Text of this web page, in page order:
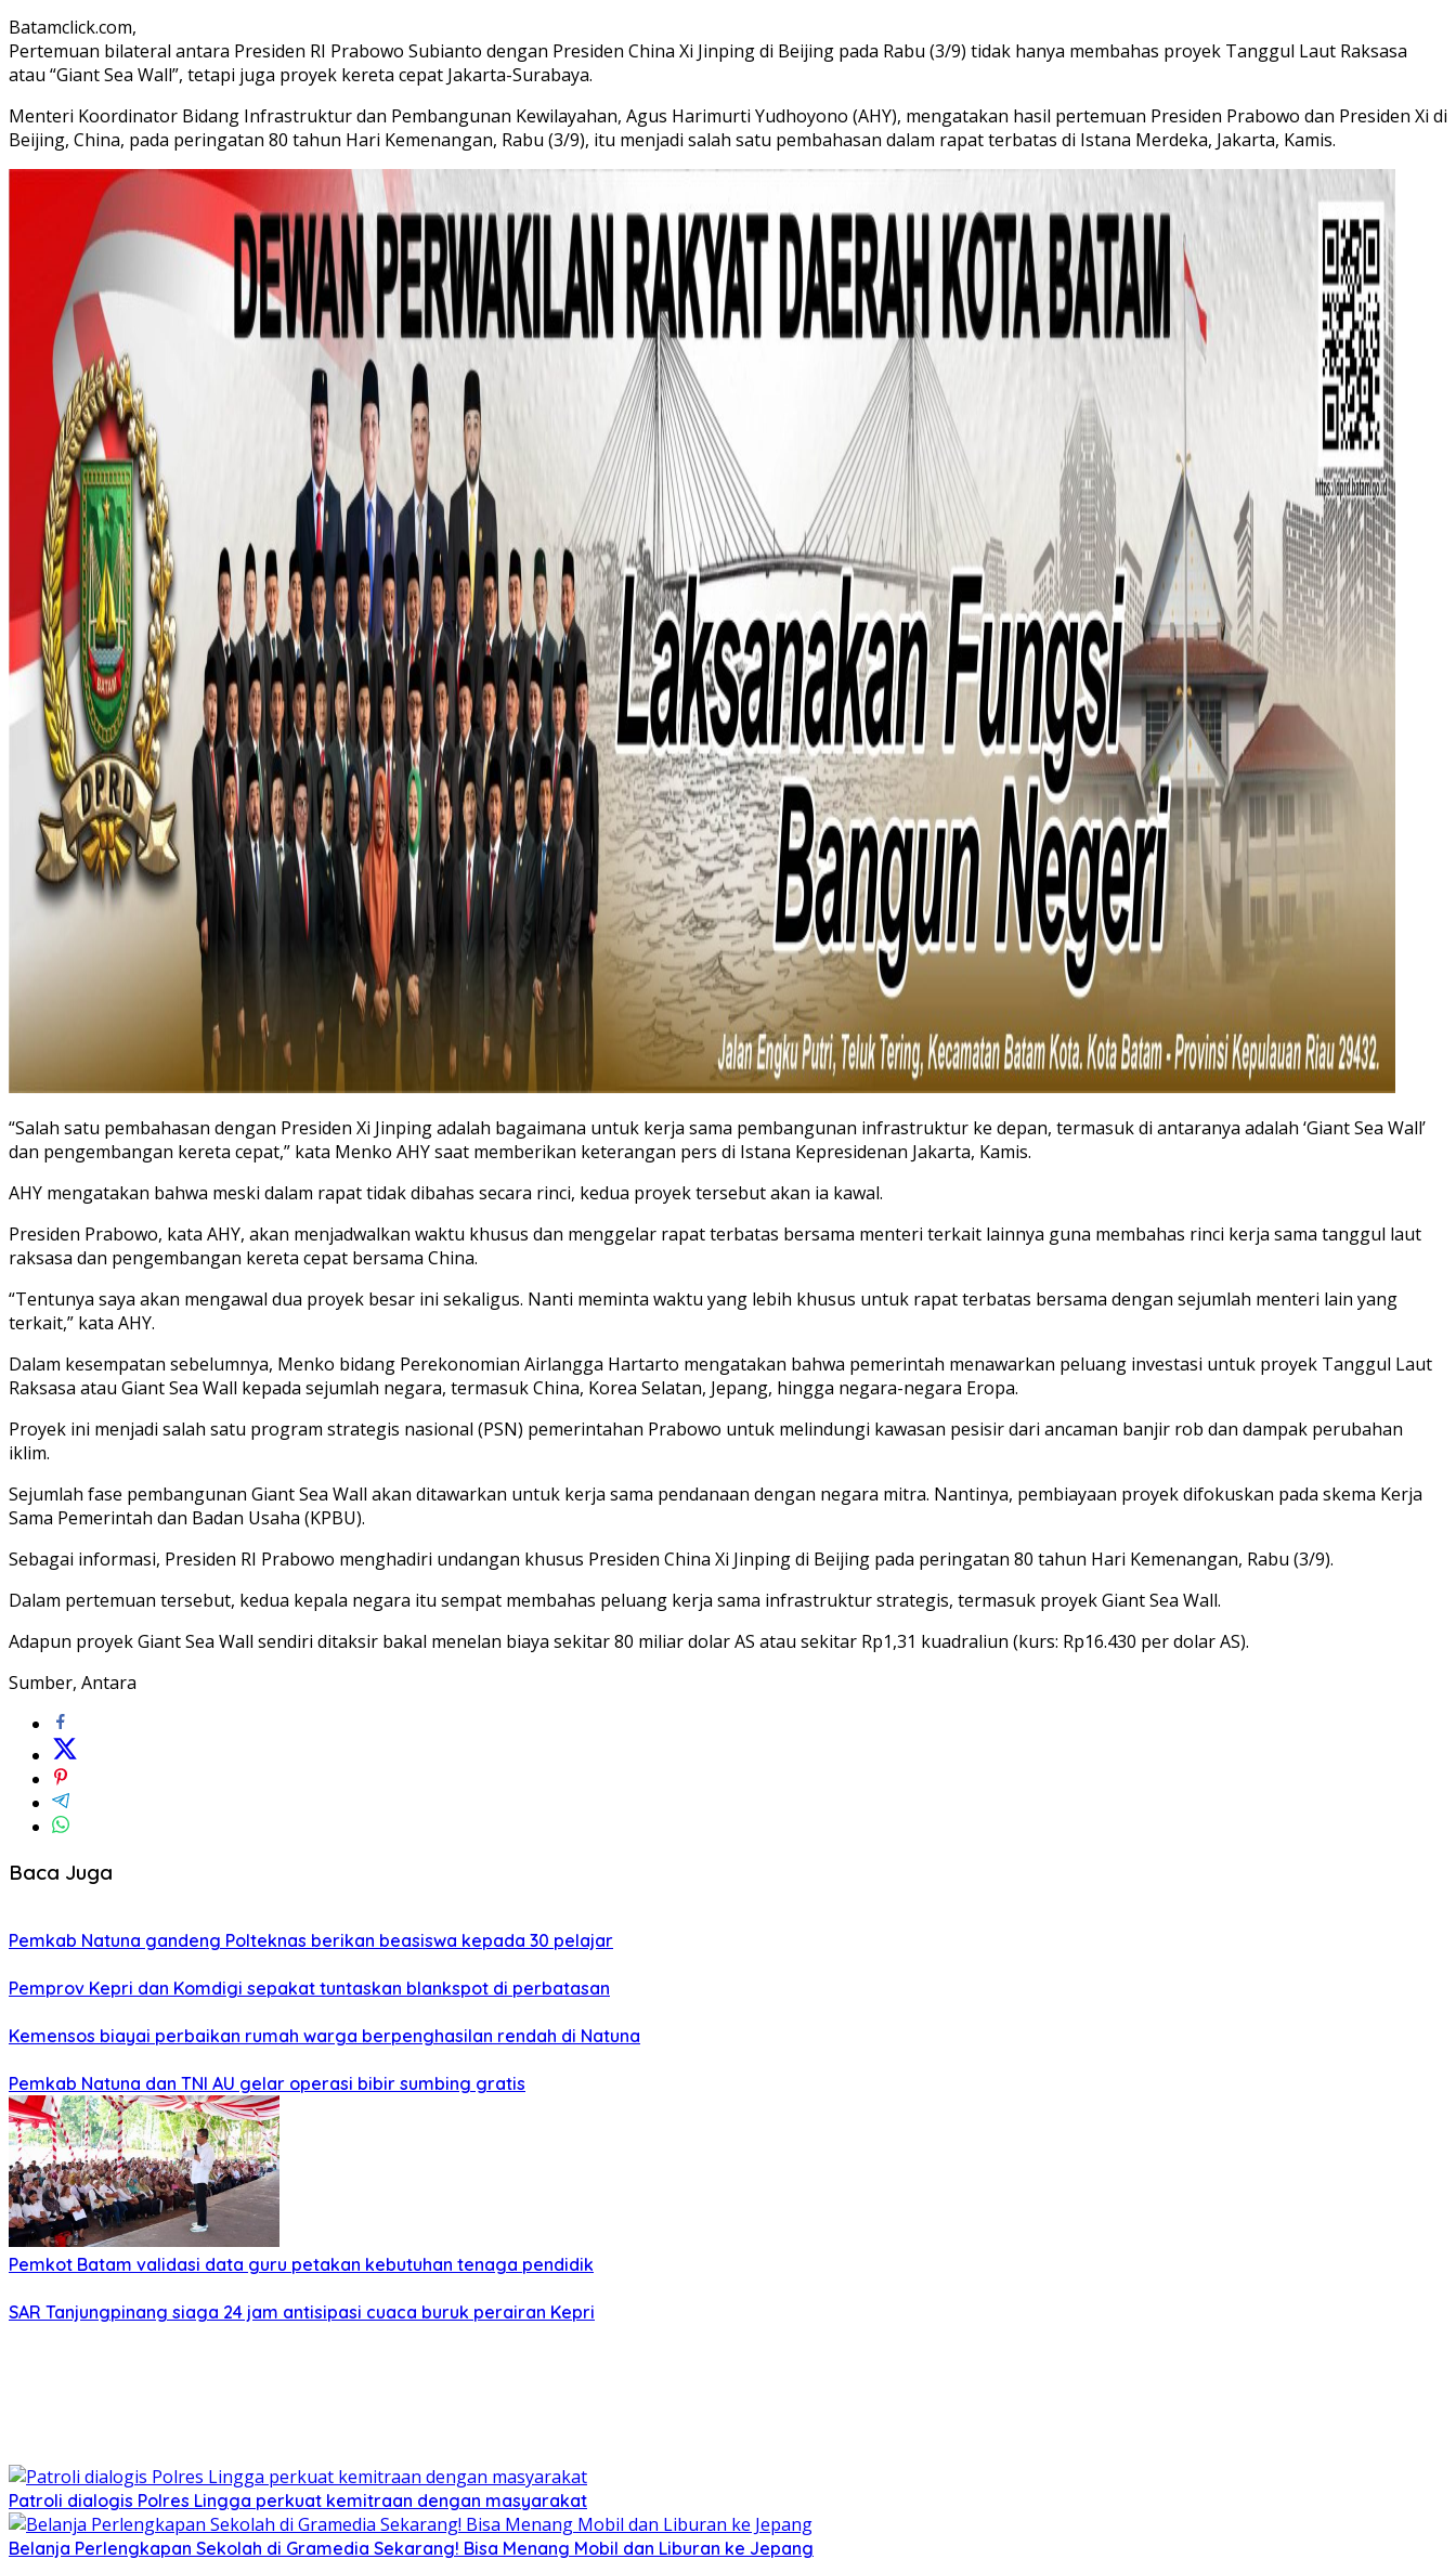
Batamclick.com,
Pertemuan bilateral antara Presiden RI Prabowo Subianto dengan Presiden China Xi Jinping di Beijing pada Rabu (3/9) tidak hanya membahas proyek Tanggul Laut Raksasa
atau “Giant Sea Wall”, tetapi juga proyek kereta cepat Jakarta-Surabaya.
Menteri Koordinator Bidang Infrastruktur dan Pembangunan Kewilayahan, Agus Harimurti Yudhoyono (AHY), mengatakan hasil pertemuan Presiden Prabowo dan Presiden Xi di
Beijing, China, pada peringatan 80 tahun Hari Kemenangan, Rabu (3/9), itu menjadi salah satu pembahasan dalam rapat terbatas di Istana Merdeka, Jakarta, Kamis.
“Salah satu pembahasan dengan Presiden Xi Jinping adalah bagaimana untuk kerja sama pembangunan infrastruktur ke depan, termasuk di antaranya adalah ‘Giant Sea Wall’
dan pengembangan kereta cepat,” kata Menko AHY saat memberikan keterangan pers di Istana Kepresidenan Jakarta, Kamis.
AHY mengatakan bahwa meski dalam rapat tidak dibahas secara rinci, kedua proyek tersebut akan ia kawal.
Presiden Prabowo, kata AHY, akan menjadwalkan waktu khusus dan menggelar rapat terbatas bersama menteri terkait lainnya guna membahas rinci kerja sama tanggul laut
raksasa dan pengembangan kereta cepat bersama China.
“Tentunya saya akan mengawal dua proyek besar ini sekaligus. Nanti meminta waktu yang lebih khusus untuk rapat terbatas bersama dengan sejumlah menteri lain yang
terkait,” kata AHY.
Dalam kesempatan sebelumnya, Menko bidang Perekonomian Airlangga Hartarto mengatakan bahwa pemerintah menawarkan peluang investasi untuk proyek Tanggul Laut
Raksasa atau Giant Sea Wall kepada sejumlah negara, termasuk China, Korea Selatan, Jepang, hingga negara-negara Eropa.
Proyek ini menjadi salah satu program strategis nasional (PSN) pemerintahan Prabowo untuk melindungi kawasan pesisir dari ancaman banjir rob dan dampak perubahan
iklim.
Sejumlah fase pembangunan Giant Sea Wall akan ditawarkan untuk kerja sama pendanaan dengan negara mitra. Nantinya, pembiayaan proyek difokuskan pada skema Kerja
Sama Pemerintah dan Badan Usaha (KPBU).
Sebagai informasi, Presiden RI Prabowo menghadiri undangan khusus Presiden China Xi Jinping di Beijing pada peringatan 80 tahun Hari Kemenangan, Rabu (3/9).
Dalam pertemuan tersebut, kedua kepala negara itu sempat membahas peluang kerja sama infrastruktur strategis, termasuk proyek Giant Sea Wall.
Adapun proyek Giant Sea Wall sendiri ditaksir bakal menelan biaya sekitar 80 miliar dolar AS atau sekitar Rp1,31 kuadraliun (kurs: Rp16.430 per dolar AS).
Sumber, Antara
Baca Juga
Pemkab Natuna gandeng Polteknas berikan beasiswa kepada 30 pelajar
Pemprov Kepri dan Komdigi sepakat tuntaskan blankspot di perbatasan
Kemensos biayai perbaikan rumah warga berpenghasilan rendah di Natuna
Pemkab Natuna dan TNI AU gelar operasi bibir sumbing gratis
Pemkot Batam validasi data guru petakan kebutuhan tenaga pendidik
SAR Tanjungpinang siaga 24 jam antisipasi cuaca buruk perairan Kepri
Patroli dialogis Polres Lingga perkuat kemitraan dengan masyarakat
Belanja Perlengkapan Sekolah di Gramedia Sekarang! Bisa Menang Mobil dan Liburan ke Jepang